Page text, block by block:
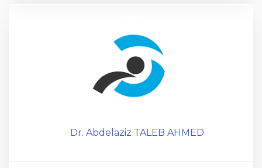
Dr. Abdelaziz TALEB AHMED